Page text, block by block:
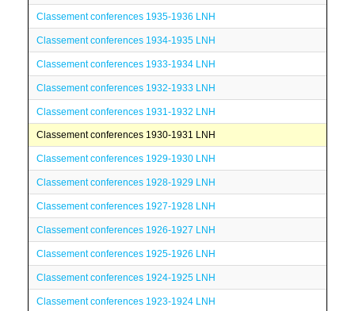
Classement conferences 1935-1936 LNH
Classement conferences 1934-1935 LNH
Classement conferences 1933-1934 LNH
Classement conferences 1932-1933 LNH
Classement conferences 1931-1932 LNH
Classement conferences 1930-1931 LNH
Classement conferences 1929-1930 LNH
Classement conferences 1928-1929 LNH
Classement conferences 1927-1928 LNH
Classement conferences 1926-1927 LNH
Classement conferences 1925-1926 LNH
Classement conferences 1924-1925 LNH
Classement conferences 1923-1924 LNH